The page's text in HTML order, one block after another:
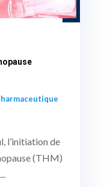
l’initiation de
(THM)